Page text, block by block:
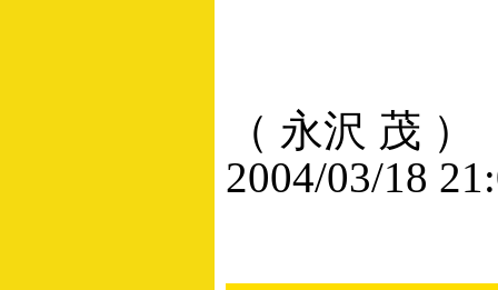
（ 永沢 茂 ）
2004/03/18